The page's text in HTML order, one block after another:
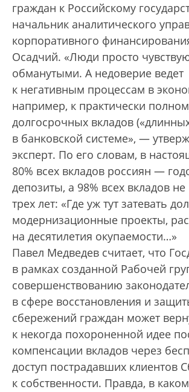
граждан к Российскому
начальник аналитического
корпоративного
Осадчий. «Люди просто
обманутыми. А недоверие ведет
к негативным процессам в
например, к практически
долгосрочных вкладов
в банковской системе», —
эксперт. По его словам, в
80% всех вкладов россиян —
депозиты, а 98% всех вкладов
трех лет: «Где уж тут затевать
модернизационные проекты,
на десятилетия окупаемости…»
Павел Медведев считает, что
в рамках созданной Рабочей
совершенствованию
в сфере восстановления и
сбережений граждан может
к некогда похороненной идее
компенсации вкладов через
доступ пострадавших клиентов
к собственности. Правда, в